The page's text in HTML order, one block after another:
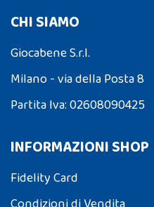
CHI SIAMO
Giocabene S.r.l.
Milano - via della Posta 8
Partita Iva: 02608090425
INFORMAZIONI SHOP
Fidelity Card